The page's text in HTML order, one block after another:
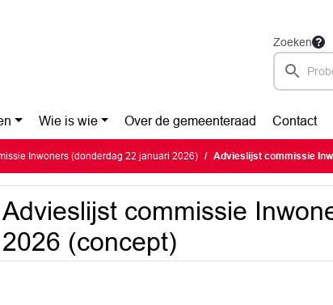
Zoeken
Wie is wie Over de gemeenteraad Contact
Inwoners (donderdag 22 januari 2026) Advieslijst commissie
Advieslijst commissie
2026 (concept)